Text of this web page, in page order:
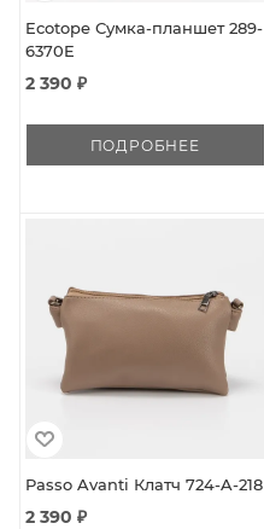
Ecotope Сумка-планшет 289-
6370E
2 390 ₽
ПОДРОБНЕЕ
Passo Avanti Клатч 724-A-218
2 390 ₽